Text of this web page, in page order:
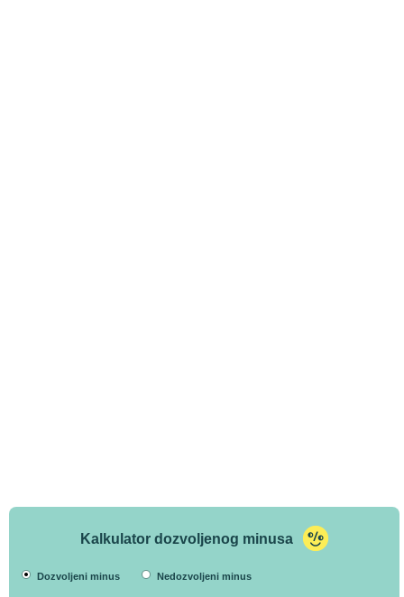
Kalkulator dozvoljenog minusa
Dozvoljeni minus Nedozvoljeni minus